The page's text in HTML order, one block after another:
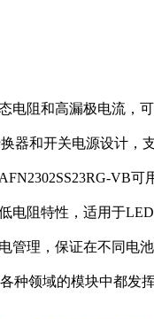
阻和高漏极电流，
器和开关电源设计，
VB可
阻特性，适用于
理，保证在不同电池
种领域的模块中都